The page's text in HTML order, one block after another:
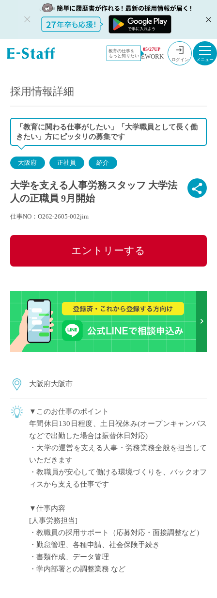
教育の仕事を
もっと知りたい
05/27UP
EWORK ログイン
教員採用情
報のイー・
採用情報
大学を支える人事労務スタッフ 大学法人の正職員 9月開始
採用情報詳細
「教育に関わる仕事がしたい」「大学職員として長く働
きたい」方にピッタリの募集です
大阪府 正社員 紹介
大学を支える人事労務スタッフ 大学法
人の正職員 9月開始
仕事NO：O262-2605-002jim
エントリーする
大阪府大阪市
▼このお仕事のポイント
年間休日130日程度、土日祝休み(オープンキャンパス
などで出勤した場合は振替休日対応)
・大学の運営を支える人事・労務業務全般を担当して
いただきます
・教職員が安心して働ける環境づくりを、バックオフ
ィスから支える仕事です
▼仕事内容
[人事労務担当]
・教職員の採用サポート（応募対応・面接調整など）
・勤怠管理、各種申請、社会保険手続き
・書類作成、データ管理
・学内部署との調整業務 など